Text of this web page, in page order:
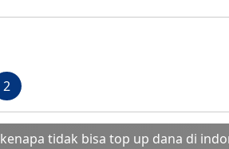
2
kenapa tidak bisa top up dana di